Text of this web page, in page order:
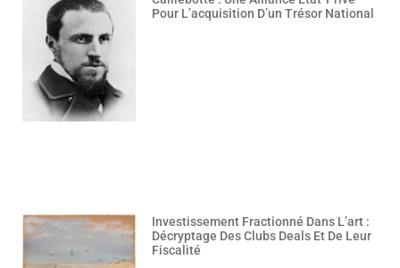
Pour L’acquisition D’un Trésor National
Investissement Fractionné Dans L’art :
Décryptage Des Clubs Deals Et De Leur
Fiscalité